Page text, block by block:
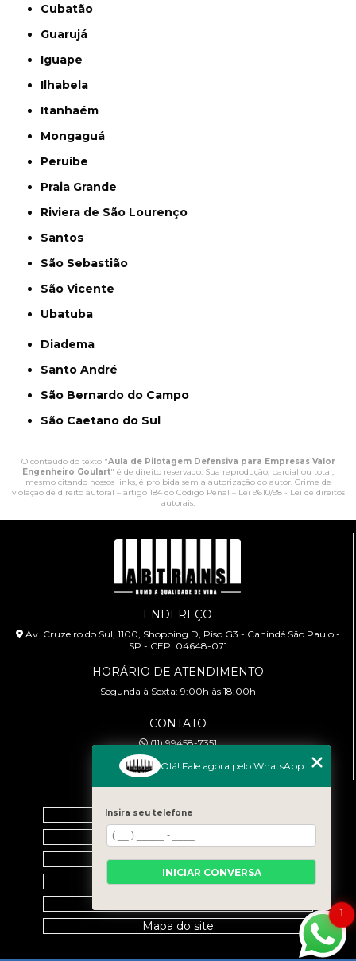
Cubatão
Guarujá
Iguape
Ilhabela
Itanhaém
Mongaguá
Peruíbe
Praia Grande
Riviera de São Lourenço
Santos
São Sebastião
São Vicente
Ubatuba
Diadema
Santo André
São Bernardo do Campo
São Caetano do Sul
O conteúdo do texto "Aula de Pilotagem Defensiva para Empresas Valor
Engenheiro Goulart" é de direito reservado. Sua reprodução, parcial ou total,
mesmo citando nossos links, é proibida sem a autorização do autor. Crime de
violação de direito autoral – artigo 184 do Código Penal – Lei 9610/98 - Lei de direitos
autorais.
ENDEREÇO
Av. Cruzeiro do Sul, 1100, Shopping D, Piso G3 - Canindé São Paulo -
SP - CEP: 04648-071
HORÁRIO DE ATENDIMENTO
Segunda à Sexta: 9:00h às 18:00h
CONTATO
(11) 99458-7351
cursoabtrans@gmail.com
Home
Empresa
Galeria
Contato
Mapa do site
1
Olá! Fale agora pelo WhatsApp
Insira seu telefone
INICIAR CONVERSA